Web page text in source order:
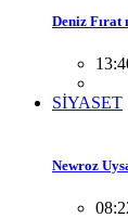
Deniz Fırat
SİYASET
Newroz